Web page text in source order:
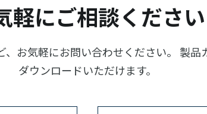
軽にご相談ください
お気軽にお問い合わせください。 製
ダウンロードいただけます。